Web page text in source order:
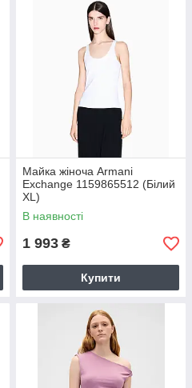
Майка жіноча Armani
Exchange 1159865512 (Білий
XL)
В наявності
1 993 ₴
Купити